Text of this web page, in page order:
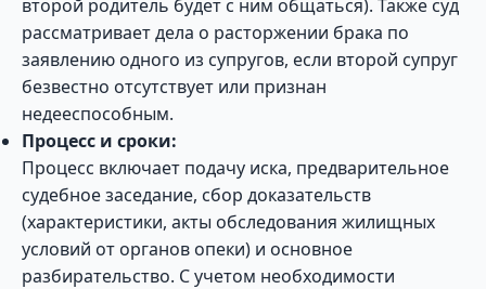
второй родитель будет с ним общаться). Также суд
рассматривает дела о расторжении брака по
заявлению одного из супругов, если второй супруг
безвестно отсутствует или признан
недееспособным.
Процесс и сроки:
Процесс включает подачу иска, предварительное
судебное заседание, сбор доказательств
(характеристики, акты обследования жилищных
условий от органов опеки) и основное
разбирательство. С учетом необходимости